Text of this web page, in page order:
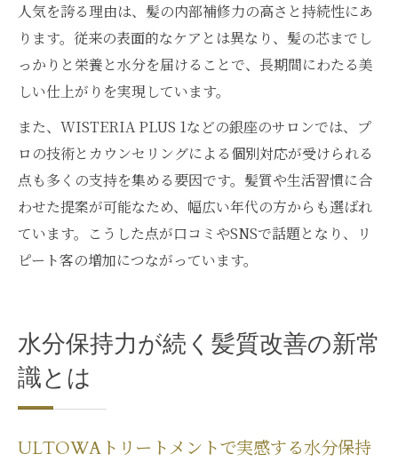
人気を誇る理由は、髪の内部補修力の高さと持続性にあ
ります。従来の表面的なケアとは異なり、髪の芯までし
っかりと栄養と水分を届けることで、長期間にわたる美
しい仕上がりを実現しています。
また、WISTERIA PLUS 1などの銀座のサロンでは、プ
ロの技術とカウンセリングによる個別対応が受けられる
点も多くの支持を集める要因です。髪質や生活習慣に合
わせた提案が可能なため、幅広い年代の方からも選ばれ
ています。こうした点が口コミやSNSで話題となり、リ
ピート客の増加につながっています。
水分保持力が続く髪質改善の新常
識とは
ULTOWAトリートメントで実感する水分保持